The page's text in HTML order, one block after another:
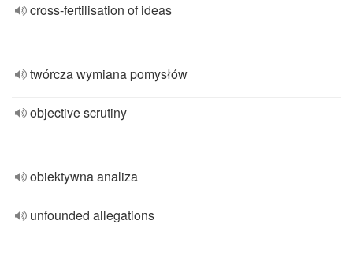
cross-fertilisation of ideas
twórcza wymiana pomysłów
objective scrutiny
obiektywna analiza
unfounded allegations